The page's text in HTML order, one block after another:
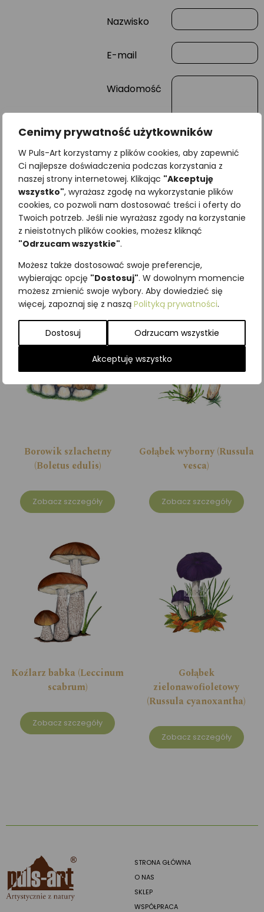
Cenimy prywatność użytkowników
W Puls-Art korzystamy z plików cookies, aby zapewnić
Ci najlepsze doświadczenia podczas korzystania z
naszej strony internetowej. Klikając "Akceptuję
wszystko", wyrażasz zgodę na wykorzystanie plików
cookies, co pozwoli nam dostosować treści i oferty do
Twoich potrzeb. Jeśli nie wyrażasz zgody na korzystanie
z nieistotnych plików cookies, możesz kliknąć
"Odrzucam wszystkie".
Możesz także dostosować swoje preferencje,
wybierając opcję "Dostosuj". W dowolnym momencie
możesz zmienić swoje wybory. Aby dowiedzieć się
więcej, zapoznaj się z naszą Polityką prywatności.
Dostosuj Odrzucam wszystkie
Akceptuję wszystko
Nazwisko
E-mail
Wiadomość
Najniższa cena z ostatnich 30
dni:
Kategorie:Grzyby,ILUSTRACJE
Podobne produkty
Borowik szlachetny
(Boletus edulis)
Zobacz szczegóły
Gołąbek wyborny (Russula
vesca)
Zobacz szczegóły
Koźlarz babka (Leccinum
scabrum)
Zobacz szczegóły
Gołąbek
zielonawofioletowy
(Russula cyanoxantha)
Zobacz szczegóły
STRONA GŁÓWNA
O NAS
SKLEP
WSPÓŁPRACA